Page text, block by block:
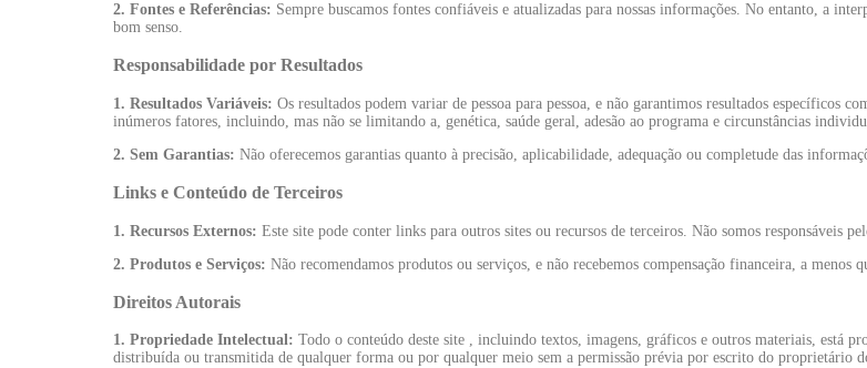
2. Fontes e Referências: Sempre buscamos fontes confiáveis e atualizadas para nossas informações. No entanto, a
bom senso.
Responsabilidade por Resultados
1. Resultados Variáveis: Os resultados podem variar de pessoa para pessoa, e não garantimos resultados específicos
inúmeros fatores, incluindo, mas não se limitando a, genética, saúde geral, adesão ao programa e circunstâncias
2. Sem Garantias: Não oferecemos garantias quanto à precisão, aplicabilidade, adequação ou completude das
Links e Conteúdo de Terceiros
1. Recursos Externos: Este site pode conter links para outros sites ou recursos de terceiros. Não somos responsáveis
2. Produtos e Serviços: Não recomendamos produtos ou serviços, e não recebemos compensação financeira, a menos
Direitos Autorais
1. Propriedade Intelectual: Todo o conteúdo deste site , incluindo textos, imagens, gráficos e outros materiais, está
distribuída ou transmitida de qualquer forma ou por qualquer meio sem a permissão prévia por escrito do proprietário